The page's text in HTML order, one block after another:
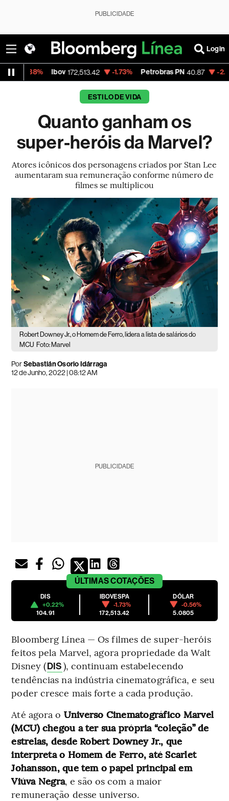
PUBLICIDADE
Login
172,513.42 -1.73% Petrobras PN 40.87 -2.99% Vale
ESTILO DE VIDA
Quanto ganham os
super-heróis da Marvel?
Atores icônicos dos personagens criados por Stan Lee
aumentaram sua remuneração conforme número de
filmes se multiplicou
Robert Downey Jr., o Homem de Ferro, lidera a lista de salários do
MCU Foto: Marvel
PorSebastián Osorio Idárraga
12 de Junho, 2022 | 08:12 AM
PUBLICIDADE
ÚLTIMASCOTAÇÕES
DIS
+0.22%
104.91
IBOVESPA
-1.73%
172,513.42
DÓLAR
-0.56%
5.0805
Bloomberg Línea — Os filmes de super-heróis
feitos pela Marvel, agora propriedade da Walt
Disney (DIS), continuam estabelecendo
tendências na indústria cinematográfica, e seu
poder cresce mais forte a cada produção.
Até agora o Universo Cinematográfico Marvel
(MCU) chegou a ter sua própria “coleção” de
estrelas, desde Robert Downey Jr., que
interpreta o Homem de Ferro, até Scarlet
Johansson, que tem o papel principal em
Viúva Negra, e são os com a maior
remuneração desse universo.